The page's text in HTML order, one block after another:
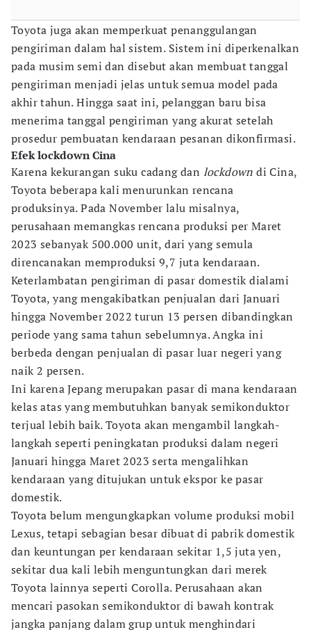
Toyota juga akan memperkuat penanggulangan
pengiriman dalam hal sistem. Sistem ini diperkenalkan
pada musim semi dan disebut akan membuat tanggal
pengiriman menjadi jelas untuk semua model pada
akhir tahun. Hingga saat ini, pelanggan baru bisa
menerima tanggal pengiriman yang akurat setelah
prosedur pembuatan kendaraan pesanan dikonfirmasi.
Efek lockdown Cina
Karena kekurangan suku cadang dan lockdown di Cina,
Toyota beberapa kali menurunkan rencana
produksinya. Pada November lalu misalnya,
perusahaan memangkas rencana produksi per Maret
2023 sebanyak 500.000 unit, dari yang semula
direncanakan memproduksi 9,7 juta kendaraan.
Keterlambatan pengiriman di pasar domestik dialami
Toyota, yang mengakibatkan penjualan dari Januari
hingga November 2022 turun 13 persen dibandingkan
periode yang sama tahun sebelumnya. Angka ini
berbeda dengan penjualan di pasar luar negeri yang
naik 2 persen.
Ini karena Jepang merupakan pasar di mana kendaraan
kelas atas yang membutuhkan banyak semikonduktor
terjual lebih baik. Toyota akan mengambil langkah-
langkah seperti peningkatan produksi dalam negeri
Januari hingga Maret 2023 serta mengalihkan
kendaraan yang ditujukan untuk ekspor ke pasar
domestik.
Toyota belum mengungkapkan volume produksi mobil
Lexus, tetapi sebagian besar dibuat di pabrik domestik
dan keuntungan per kendaraan sekitar 1,5 juta yen,
sekitar dua kali lebih menguntungkan dari merek
Toyota lainnya seperti Corolla. Perusahaan akan
mencari pasokan semikonduktor di bawah kontrak
jangka panjang dalam grup untuk menghindari